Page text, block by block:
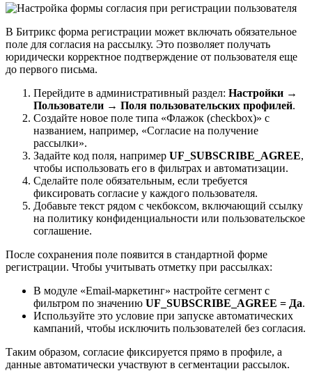
В Битрикс форма регистрации может включать обязательное
поле для согласия на рассылку. Это позволяет получать
юридически корректное подтверждение от пользователя еще
до первого письма.
Перейдите в административный раздел: Настройки →
Пользователи → Поля пользовательских профилей.
Создайте новое поле типа «Флажок (checkbox)» с
названием, например, «Согласие на получение
рассылки».
Задайте код поля, например UF_SUBSCRIBE_AGREE,
чтобы использовать его в фильтрах и автоматизации.
Сделайте поле обязательным, если требуется
фиксировать согласие у каждого пользователя.
Добавьте текст рядом с чекбоксом, включающий ссылку
на политику конфиденциальности или пользовательское
соглашение.
После сохранения поле появится в стандартной форме
регистрации. Чтобы учитывать отметку при рассылках:
В модуле «Email-маркетинг» настройте сегмент с
фильтром по значению UF_SUBSCRIBE_AGREE = Да.
Используйте это условие при запуске автоматических
кампаний, чтобы исключить пользователей без согласия.
Таким образом, согласие фиксируется прямо в профиле, а
данные автоматически участвуют в сегментации рассылок.